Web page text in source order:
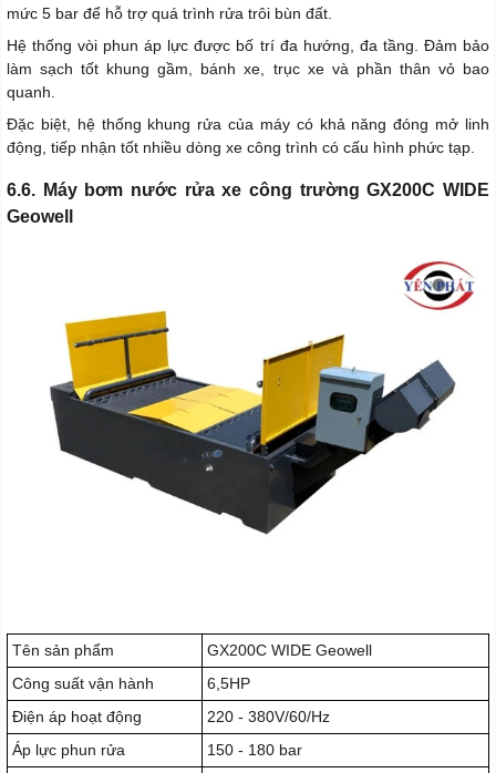
mức 5 bar để hỗ trợ quá trình rửa trôi bùn đất.
Hệ thống vòi phun áp lực được bố trí đa hướng, đa tầng. Đảm bảo
làm sạch tốt khung gầm, bánh xe, trục xe và phần thân vỏ bao
quanh.
Đặc biệt, hệ thống khung rửa của máy có khả năng đóng mở linh
động, tiếp nhận tốt nhiều dòng xe công trình có cấu hình phức tạp.
6.6. Máy bơm nước rửa xe công trường GX200C WIDE
Geowell
Tên sản phẩm
GX200C WIDE Geowell
Công suất vận hành
6,5HP
Điện áp hoạt động
220 - 380V/60/Hz
Áp lực phun rửa
150 - 180 bar